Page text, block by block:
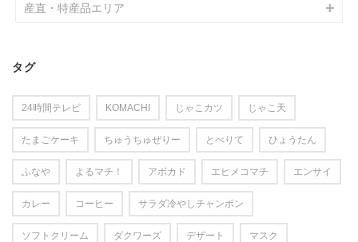
産直・特産品エリア
タグ
24時間テレビ KOMACHI じゃこカツ じゃこ天
たまごケーキ ちゅうちゅぜりー とべりて ひょうたん
ふなや よるマチ！ アボカド エヒメコマチ エンサイ
カレー コーヒー サラダ冷やしチャンポン
ソフトクリーム ダクワーズ デザート マスク